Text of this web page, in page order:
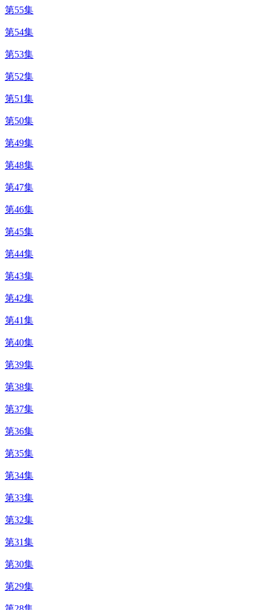
第55集
第54集
第53集
第52集
第51集
第50集
第49集
第48集
第47集
第46集
第45集
第44集
第43集
第42集
第41集
第40集
第39集
第38集
第37集
第36集
第35集
第34集
第33集
第32集
第31集
第30集
第29集